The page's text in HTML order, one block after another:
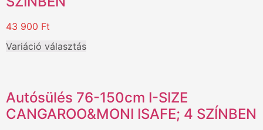
43 900 Ft
Variáció választás
Autósülés 76-150cm I-SIZE
CANGAROO&MONI ISAFE; 4 SZÍNBEN